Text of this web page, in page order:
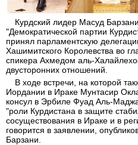
Курдский лидер Масуд
"Демократической партии
принял парламентскую
Хашимитского Королевства во
спикера Ахмедом аль-
двусторонних отношений.
В ходе встречи, на которой
Иордании в Ираке Мунтасир
консул в Эрбиле Фуад Аль-
"роли Курдистана в защите
сосуществования в Ираке и в
говорится в заявлении,
Барзани.